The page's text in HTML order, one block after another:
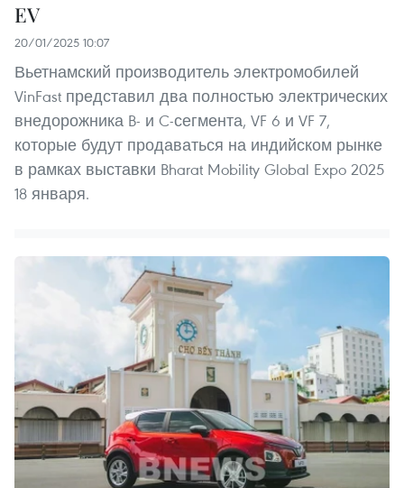
EV
20/01/2025 10:07
Вьетнамский производитель электромобилей
VinFast представил два полностью электрических
внедорожника B- и C-сегмента, VF 6 и VF 7,
которые будут продаваться на индийском рынке
в рамках выставки Bharat Mobility Global Expo 2025
18 января.